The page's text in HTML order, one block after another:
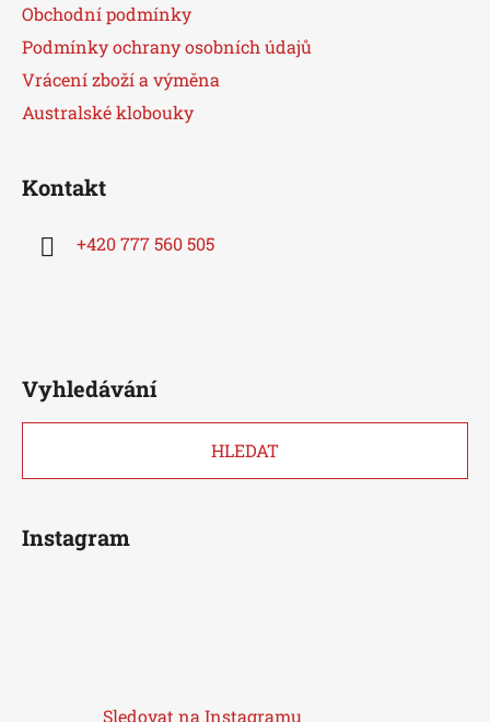
Obchodní podmínky
Podmínky ochrany osobních údajů
Vrácení zboží a výměna
Australské klobouky
Kontakt
+420 777 560 505
Vyhledávání
HLEDAT
Instagram
Sledovat na Instagramu